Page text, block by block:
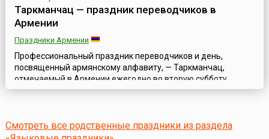
Таркманчац — праздник переводчиков в
Армении
Праздники Армении
Профессиональный праздник переводчиков и день,
посвященный армянскому алфавиту, — Таркманчац,
отмечаемый в Армении ежегодно во вторую субботу
октября, — это дань уважения армянского народа
письменности и искусства. Армянская апостольская
церковь, исходя из преданных чувств народа, причислила к
Смотреть все родственные праздники из раздела